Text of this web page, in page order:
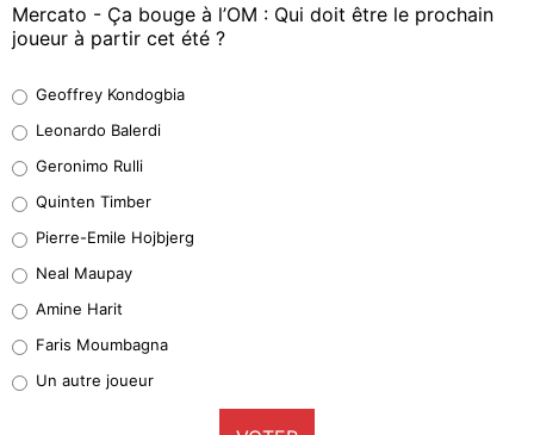
Mercato - Ça bouge à l’OM : Qui doit être le prochain
joueur à partir cet été ?
38%
32%
5%
1%
9%
Geoffrey Kondogbia
Leonardo Balerdi
Geronimo Rulli
Quinten Timber
Pierre-Emile Hojbjerg
Neal Maupay
Amine Harit
Faris Moumbagna
Un autre joueur